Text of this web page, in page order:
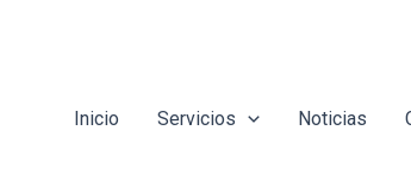
Inicio
Servicios Noticias